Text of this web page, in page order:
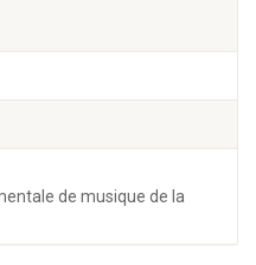
de musique de la